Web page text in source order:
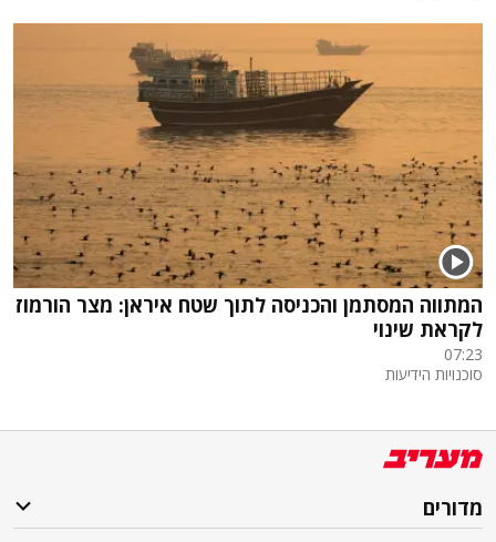
המתווה המסתמן והכניסה לתוך שטח איראן: מצר הורמוז
לקראת שינוי
07:23
סוכנויות הידיעות
מדורים